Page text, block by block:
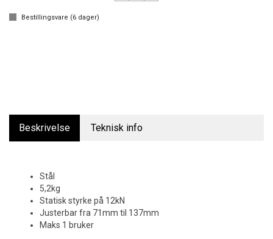
Bestillingsvare (6 dager)
Beskrivelse Teknisk info
Stål
5,2kg
Statisk styrke på 12kN
Justerbar fra 71mm til 137mm
Maks 1 bruker